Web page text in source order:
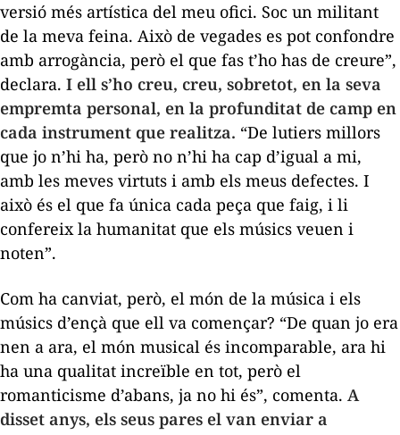
versió més artística del meu ofici. Soc un militant
de la meva feina. Això de vegades es pot confondre
amb arrogància, però el que fas t’ho has de creure”,
declara. I ell s’ho creu, creu, sobretot, en la seva
empremta personal, en la profunditat de camp en
cada instrument que realitza. “De lutiers millors
que jo n’hi ha, però no n’hi ha cap d’igual a mi,
amb les meves virtuts i amb els meus defectes. I
això és el que fa única cada peça que faig, i li
confereix la humanitat que els músics veuen i
noten”.
Com ha canviat, però, el món de la música i els
músics d’ençà que ell va començar? “De quan jo era
nen a ara, el món musical és incomparable, ara hi
ha una qualitat increïble en tot, però el
romanticisme d’abans, ja no hi és”, comenta. A
disset anys, els seus pares el van enviar a